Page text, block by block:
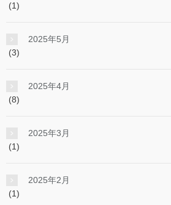
(1)
2025年5月
(3)
2025年4月
(8)
2025年3月
(1)
2025年2月
(1)